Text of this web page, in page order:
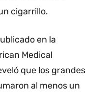
cigarrillo.
en la
Medical
que los grandes
al menos un